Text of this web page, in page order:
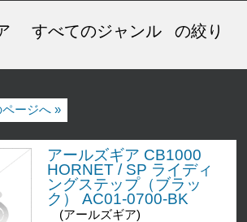
すべてのジャンル
の絞り
ページへ »
アールズギア CB1000
HORNET / SP ライディ
ングステップ（ブラッ
ク） AC01-0700-BK
(アールズギア)